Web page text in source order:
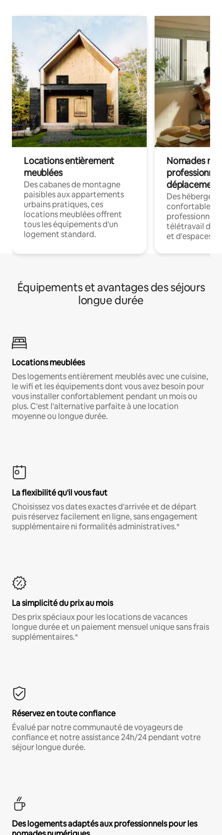
Locations entièrement
meublées
Des cabanes de montagne
paisibles aux appartements
urbains pratiques, ces
locations meublées offrent
tous les équipements d'un
logement standard.
Nomades
déplacement
Des
confortables
professionnels
télétravail
et d'espaces
Équipements et avantages des séjours
longue durée
Locations meublées
Des logements entièrement meublés avec une cuisine,
le wifi et les équipements dont vous avez besoin pour
vous installer confortablement pendant un mois ou
plus. C'est l'alternative parfaite à une location
moyenne ou longue durée.
La flexibilité qu'il vous faut
Choisissez vos dates exactes d'arrivée et de départ
puis réservez facilement en ligne, sans engagement
supplémentaire ni formalités administratives.*
La simplicité du prix au mois
Des prix spéciaux pour les locations de vacances
longue durée et un paiement mensuel unique sans frais
supplémentaires.*
Réservez en toute confiance
Évalué par notre communauté de voyageurs de
confiance et notre assistance 24h/24 pendant votre
séjour longue durée.
Des logements adaptés aux professionnels pour les